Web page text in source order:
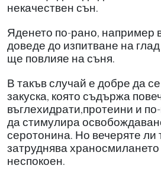
некачествен сън.
Яденето по-рано, например
доведе до изпитване на
ще повлияе на съня.
В такъв случай е добре да
закуска, която съдържа
въглехидрати,протеини и
да стимулира
серотонина. Но вечеряте ли
затруднява
неспокоен.